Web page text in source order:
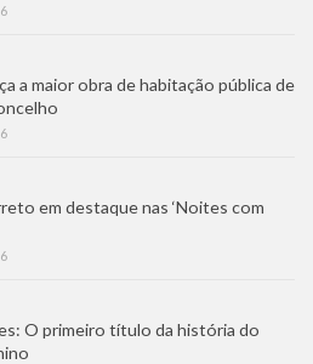
a maior obra de habitação pública de
em destaque nas ‘Noites com
O primeiro título da história do